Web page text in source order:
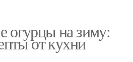
огурцы на зиму:
от кухни